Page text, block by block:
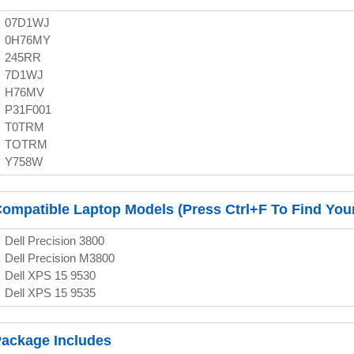
07D1WJ
0H76MY
245RR
7D1WJ
H76MV
P31F001
T0TRM
TOTRM
Y758W
Laptop Models (Press Ctrl+F To Find
Dell Precision 3800
Dell Precision M3800
Dell XPS 15 9530
Dell XPS 15 9535
Includes